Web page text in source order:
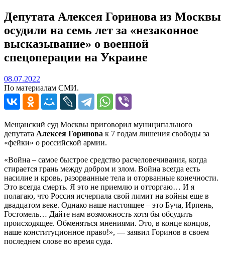
Депутата Алексея Горинова из Москвы
осудили на семь лет за «незаконное
высказывание» о военной
спецоперации на Украине
08.07.2022
По материалам СМИ.
Мещанский суд Москвы приговорил муниципального
депутата Алексея Горинова к 7 годам лишения свободы за
«фейки» о российской армии.
«Война – самое быстрое средство расчеловечивания, когда
стирается грань между добром и злом. Война всегда есть
насилие и кровь, разорванные тела и оторванные конечности.
Это всегда смерть. Я это не приемлю и отторгаю… И я
полагаю, что Россия исчерпала свой лимит на войны еще в
двадцатом веке. Однако наше настоящее – это Буча, Ирпень,
Гостомель… Дайте нам возможность хотя бы обсудить
происходящее. Обменяться мнениями. Это, в конце концов,
наше конституционное право!», — заявил Горинов в своем
последнем слове во время суда.